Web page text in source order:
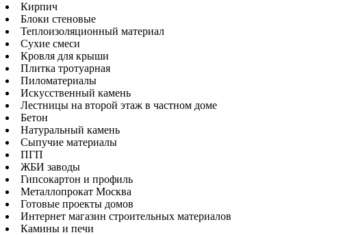
Кирпич
Блоки стеновые
Теплоизоляционный материал
Сухие смеси
Кровля для крыши
Плитка тротуарная
Пиломатериалы
Искусственный камень
Лестницы на второй этаж в частном доме
Бетон
Натуральный камень
Сыпучие материалы
ПГП
ЖБИ заводы
Гипсокартон и профиль
Металлопрокат Москва
Готовые проекты домов
Интернет магазин строительных материалов
Камины и печи